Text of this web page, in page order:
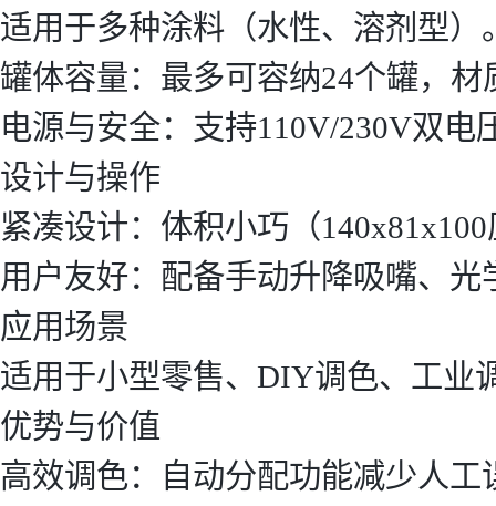
适用于多种涂料（水性、溶剂型）
罐体容量：最多可容纳24个罐，
电源与安全：支持110V/230V双电
设计与操作
紧凑设计：体积小巧（
用户友好：配备手动升降吸嘴、
应用场景
适用于小型零售、DIY调色、工业
优势与价值
高效调色：自动分配功能减少人